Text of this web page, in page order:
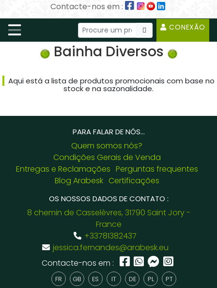
Contacte-nos em :
CONEXÃO
Bainha Diversos
Aqui está a lista de produtos promocionais com base no
stock e na sazonalidade.
PARA FALAR DE NÓS...
Quem somos nós?
Condições Gerais de Venda
Entregas e Reclamações Perguntas frequentes
Blog Arabesk Certificações
OS NOSSOS DADOS DE CONTATO :
8 chemin de Casselèvres, 31790 Saint Jory -
France
+33781382437
jessica.fernandes@arabesk.eu
Contacte-nos em :
FR GB ES IT DE PL PT